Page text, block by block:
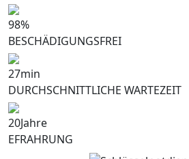
98%
BESCHÄDIGUNGSFREI
27min
DURCHSCHNITTLICHE WARTEZEIT
20Jahre
EFRAHRUNG